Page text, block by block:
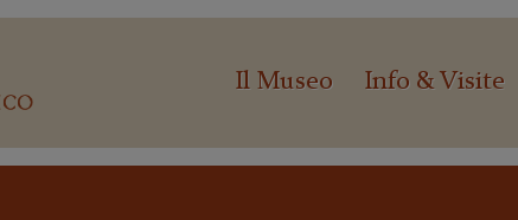
Il Museo Info & Visite